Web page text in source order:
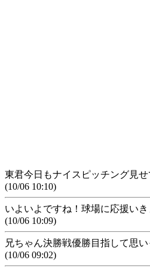
東君今日もナイスピッチング見せ
(10/06 10:10)
いよいよですね！球場に応援い
(10/06 10:09)
兄ちゃん決勝戦優勝目指して思
(10/06 09:02)